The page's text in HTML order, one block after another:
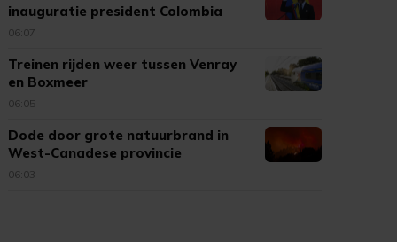
inauguratie president Colombia
06:07
Treinen rijden weer tussen Venray
en Boxmeer
06:05
Dode door grote natuurbrand in
West-Canadese provincie
06:03